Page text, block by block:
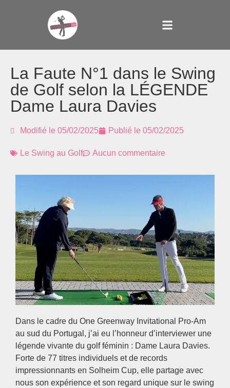
La Faute N°1 dans le Swing
de Golf selon la LÉGENDE
Dame Laura Davies
Modifié le 05/02/2025 Publié le 05/02/2025
Le Swing au Golf Aucun commentaire
Dans le cadre du One Greenway Invitational Pro-Am
au sud du Portugal, j’ai eu l’honneur d’interviewer une
légende vivante du golf féminin : Dame Laura Davies.
Forte de 77 titres individuels et de records
impressionnants en Solheim Cup, elle partage avec
nous son expérience et son regard unique sur le swing